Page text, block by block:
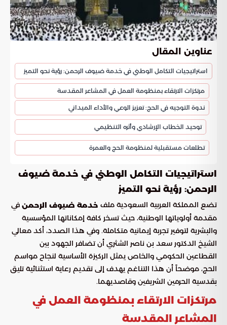
عناوين المقال
استراتيجيات التكامل الوطني في خدمة ضيوف الرحمن: رؤية نحو التميز
مرتكزات الارتقاء بمنظومة العمل في المشاعر المقدسة
ندوة التوجيه في الحج: تعزيز الوعي والأداء الميداني
توحيد الخطاب الإرشادي وأثره التنظيمي
تطلعات مستقبلية لمنظومة الحج والعمرة
استراتيجيات التكامل الوطني في خدمة ضيوف
الرحمن: رؤية نحو التميز
تضع المملكة العربية السعودية ملف خدمة ضيوف الرحمن في
مقدمة أولوياتها الوطنية، حيث تسخر كافة إمكاناتها المؤسسية
والبشرية لتوفير تجربة إيمانية متكاملة. وفي هذا الصدد، أكد معالي
الشيخ الدكتور سعد بن ناصر الشثري أن تضافر الجهود بين
القطاعين الحكومي والخاص يمثل الركيزة الأساسية لنجاح مواسم
الحج، موضحاً أن هذا التناغم يهدف إلى تقديم رعاية استثنائية تليق
بقدسية الحرمين الشريفين وقاصديهما.
مرتكزات الارتقاء بمنظومة العمل في
المشاعر المقدسة